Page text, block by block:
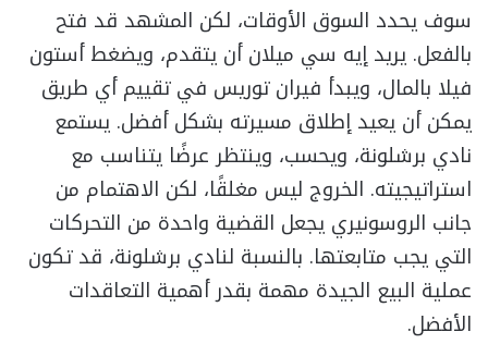
سوف يحدد السوق الأوقات، لكن المشهد قد فتح
بالفعل. يريد إيه سي ميلان أن يتقدم، ويضغط أستون
فيلا بالمال، ويبدأ فيران توريس في تقييم أي طريق
يمكن أن يعيد إطلاق مسيرته بشكل أفضل. يستمع
نادي برشلونة، ويحسب، وينتظر عرضًا يتناسب مع
استراتيجيته. الخروج ليس مغلقًا، لكن الاهتمام من
جانب الروسونيري يجعل القضية واحدة من التحركات
التي يجب متابعتها. بالنسبة لنادي برشلونة، قد تكون
عملية البيع الجيدة مهمة بقدر أهمية التعاقدات
الأفضل.